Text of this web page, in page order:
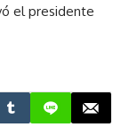
el presidente